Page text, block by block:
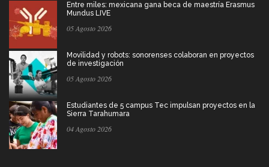
Entre miles: mexicana gana beca de maestría Erasmus
Mundus LIVE
05 Agosto 2026
Movilidad y robots: sonorenses colaboran en proyectos
de investigación
05 Agosto 2026
Estudiantes de 5 campus Tec impulsan proyectos en la
Sierra Tarahumara
04 Agosto 2026